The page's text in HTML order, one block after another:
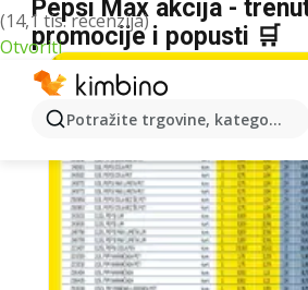
(14,1 tis. recenzija)
Otvoriti
Potražite trgovine, kategorije,
Pepsi Max akcija -
promocije i popusti 🛒